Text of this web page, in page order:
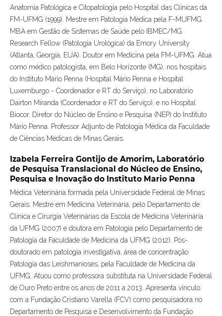
Anatomia Patológica e Citopatologia pelo Hospital das Clínicas da
FM-UFMG (1999). Mestre em Patologia Médica pela F-MUFMG.
MBA em Gestão de Sistemas de Saúde pelo IBMEC/MG.
Research Fellow (Patologia Urológica) da Emory University
(Atlanta, Georgia, EUA). Doutor em Medicina pela FM-UFMG. Atua
como médico patologista, em Belo Horizonte (MG), nos hospitais
do Instituto Mário Penna (Hospital Mário Penna e Hospital
Luxemburgo - Coordenador e RT do Serviço), no Laboratório
Dairton Miranda (Coordenador e RT do Serviço), e no Hospital
Biocor. Diretor do Núcleo de Ensino e Pesquisa (NEP) do Instituto
Mário Penna. Professor Adjunto de Patologia Médica da Faculdade
de Ciências Médicas de Minas Gerais.
Izabela Ferreira Gontijo de Amorim, Laboratório
de Pesquisa Translacional do Núcleo de Ensino,
Pesquisa e Inovação do Instituto Mario Penna
Médica Veterinária formada pela Universidade Federal de Minas
Gerais. Mestre em Medicina Veterinária, pelo Departamento de
Clínica e Cirurgia Veterinárias da Escola de Medicina Veterinária
da UFMG (2007) e doutora em Patologia pelo Departamento de
Patologia da Faculdade de Medicina da UFMG (2012). Pós-
doutorado em patologia investigativa, área de concentração
Patologia das Leishmanioses, pela Faculdade de Medicina da
UFMG. Atuou como professora substituta na Universidade Federal
de Ouro Preto entre os anos de 2011 a 2013. Apresenta vínculo
com a Fundação Cristiano Varella (FCV) como pesquisadora no
Departamento de Pesquisa e Desenvolvimento da Fundação